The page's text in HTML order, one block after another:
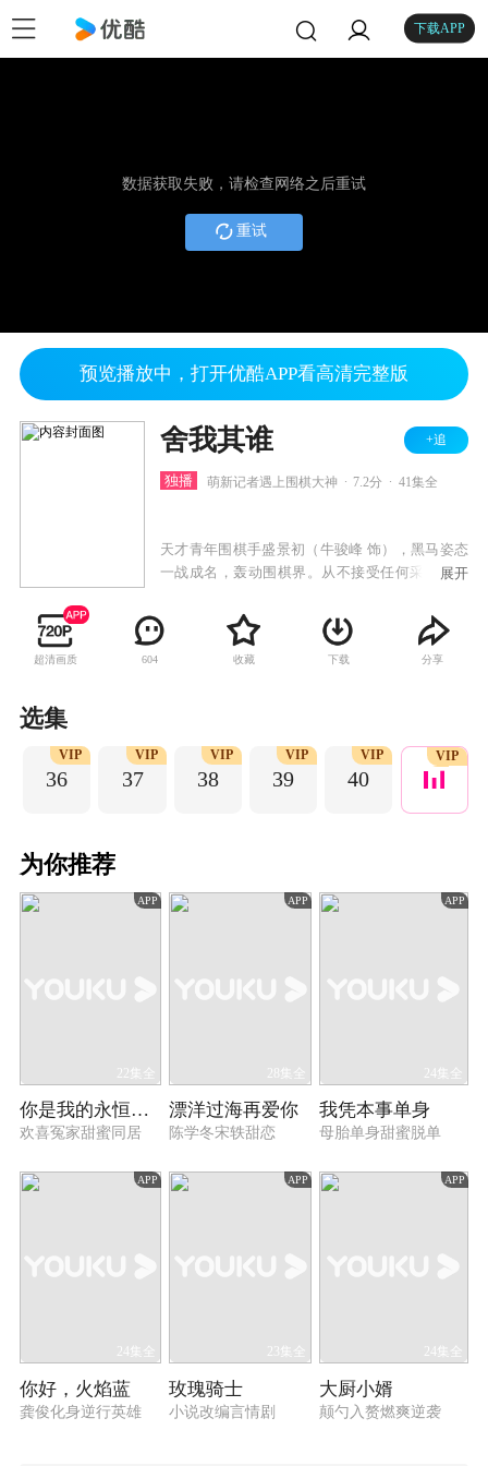
下载APP
数据获取失败，请检查网络之后重试
重试
预览播放中，打开优酷APP看高清完整版
舍我其谁 +追
独播 萌新记者遇上围棋大神 7.2分 41集全
天才青年围棋手盛景初（牛骏峰 饰），黑马姿态
一战成名，轰动围棋界。从不接受任何采访的他
（李兰迪 饰）帮盛景初解围，却被误会为他的女
友，两人假戏真做，没想到却终成眷属。随后，
盛景初遭遇了比赛失利、被师父赶出道场等打
磨练棋艺，让更多的年轻人关注围棋，成为传承
中国围棋精神的新生代力量。
展开
超清画质 604 收藏 下载 分享
选集
36
VIP
37
VIP
38
VIP
39
VIP
40
VIP VIP
为你推荐
APP
22集全
你是我的永恒星辰
欢喜冤家甜蜜同居
APP
28集全
漂洋过海再爱你
陈学冬宋轶甜恋
APP
24集全
我凭本事单身
母胎单身甜蜜脱单
APP
24集全
你好，火焰蓝
龚俊化身逆行英雄
APP
23集全
玫瑰骑士
小说改编言情剧
APP
24集全
大厨小婿
颠勺入赘燃爽逆袭